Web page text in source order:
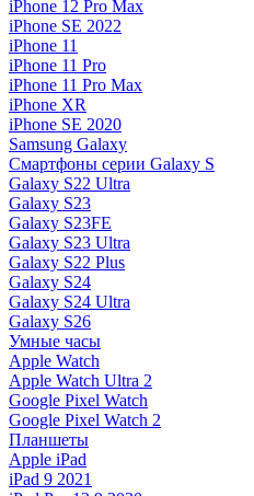
iPhone 12 Pro Max
iPhone SE 2022
iPhone 11
iPhone 11 Pro
iPhone 11 Pro Max
iPhone XR
iPhone SE 2020
Samsung Galaxy
Смартфоны серии Galaxy S
Galaxy S22 Ultra
Galaxy S23
Galaxy S23FE
Galaxy S23 Ultra
Galaxy S22 Plus
Galaxy S24
Galaxy S24 Ultra
Galaxy S26
Умные часы
Apple Watch
Apple Watch Ultra 2
Google Pixel Watch
Google Pixel Watch 2
Планшеты
Apple iPad
iPad 9 2021